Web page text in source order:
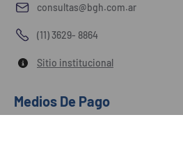
consultas@bgh.com.ar
(11) 3629- 8864
Sitio institucional
Medios De Pago